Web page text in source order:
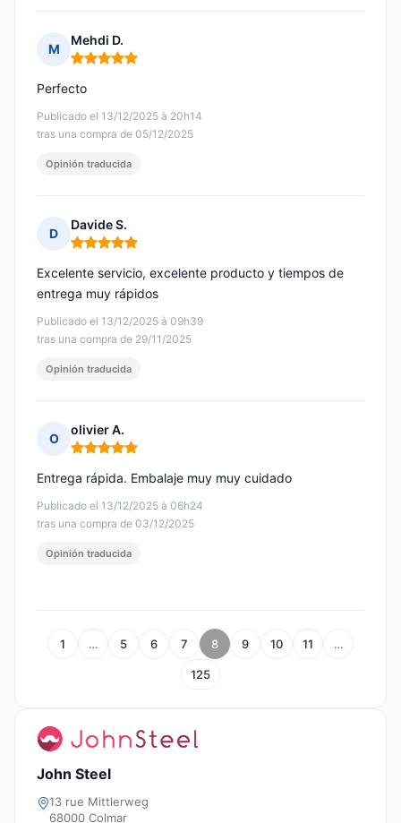
M
Mehdi D.
Nota: 5 de 5
Publicado el 13/12/2025 à 20h14
tras una compra de 05/12/2025
Perfecto
Opinión traducida
D
Davide S.
Nota: 5 de 5
Publicado el 13/12/2025 à 09h39
tras una compra de 29/11/2025
Excelente servicio, excelente producto y tiempos de
entrega muy rápidos
Opinión traducida
O
olivier A.
Nota: 5 de 5
Publicado el 13/12/2025 à 06h24
tras una compra de 03/12/2025
Entrega rápida. Embalaje muy muy cuidado
Opinión traducida
1 … 5 6 7 8 9 10 11 …
125
John Steel
13 rue Mittlerweg
68000 Colmar